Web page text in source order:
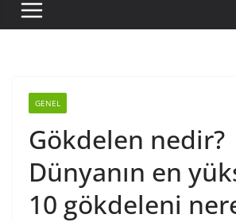
GENEL
Gökdelen nedir?
Dünyanın en
10 gökdeleni